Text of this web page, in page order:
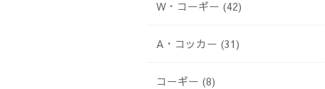
W・コーギー (42)
A・コッカー (31)
コーギー (8)